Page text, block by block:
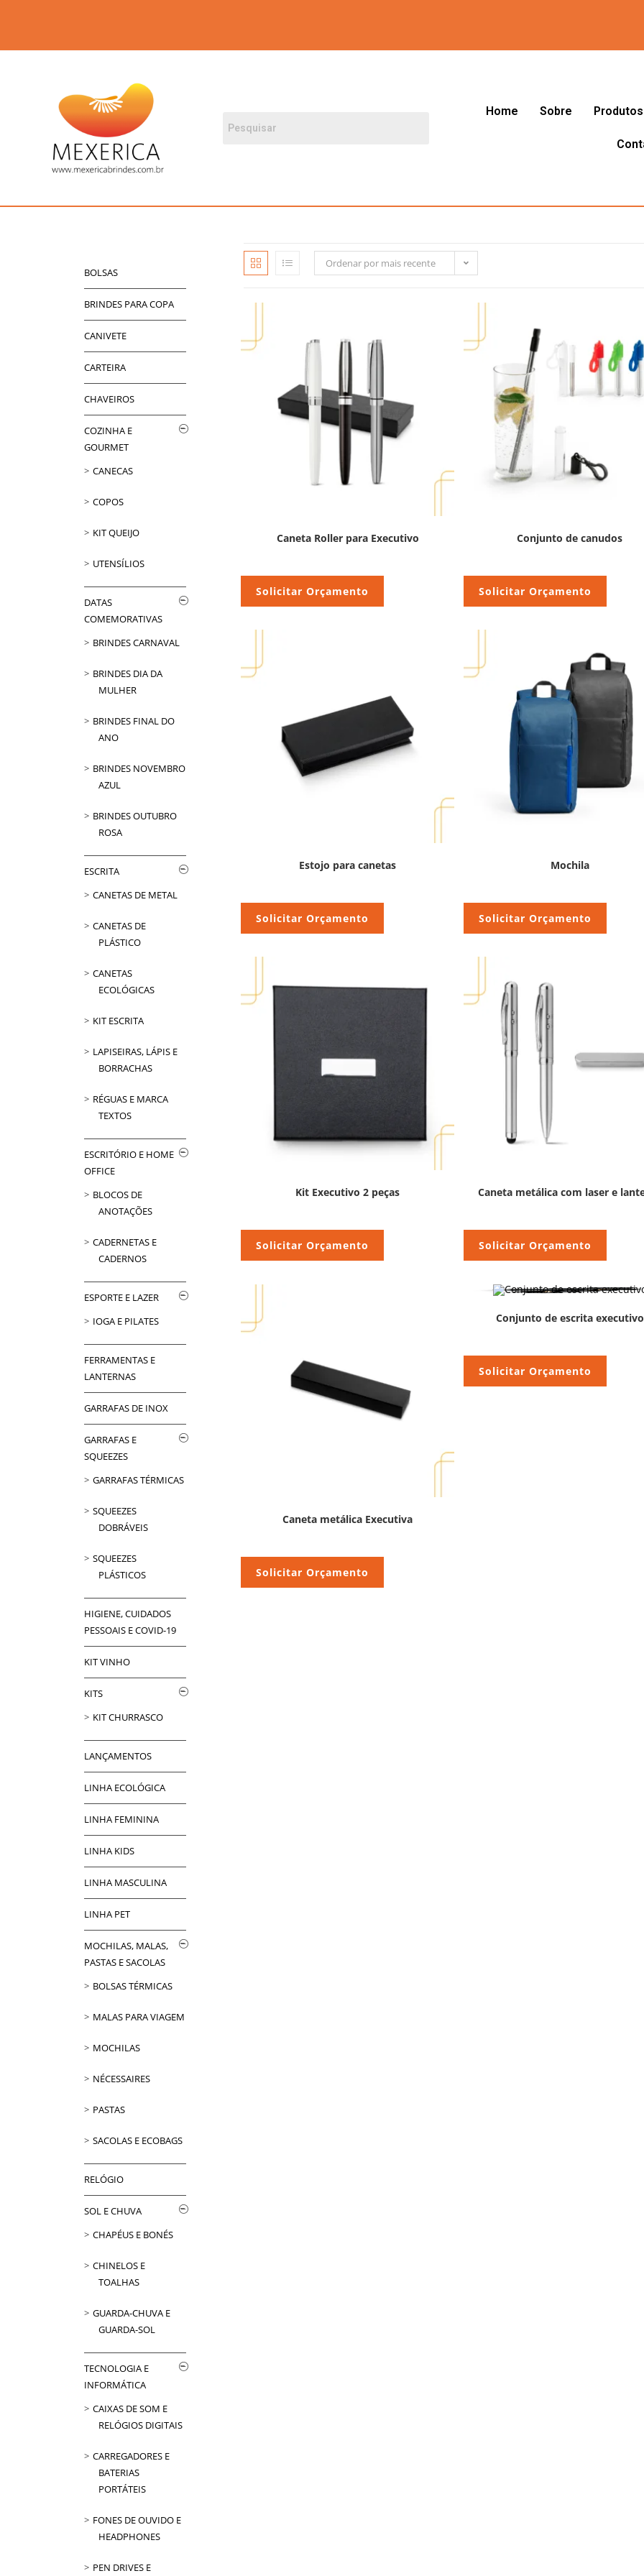
Home Sobre Produtos
Ordenar por mais recente
Caneta Roller para Executivo
Solicitar Orçamento
Conjunto de canudos
Solicitar Orçamento
Estojo para canetas
Solicitar Orçamento
Mochila
Solicitar Orçamento
Kit Executivo 2 peças
Solicitar Orçamento
Caneta metálica com laser e
Solicitar Orçamento
Caneta metálica Executiva
Solicitar Orçamento
Conjunto de escrita executivo
Solicitar Orçamento
BOLSAS
BRINDES PARA COPA
CANIVETE
CARTEIRA
CHAVEIROS
COZINHA E
GOURMET
CANECAS
COPOS
KIT QUEIJO
UTENSÍLIOS
DATAS
COMEMORATIVAS
BRINDES CARNAVAL
BRINDES DIA DA
MULHER
BRINDES FINAL DO
ANO
BRINDES NOVEMBRO
AZUL
BRINDES OUTUBRO
ROSA
ESCRITA
CANETAS DE METAL
CANETAS DE
PLÁSTICO
CANETAS
ECOLÓGICAS
KIT ESCRITA
LAPISEIRAS, LÁPIS E
BORRACHAS
RÉGUAS E MARCA
TEXTOS
ESCRITÓRIO E HOME
OFFICE
BLOCOS DE
ANOTAÇÕES
CADERNETAS E
CADERNOS
ESPORTE E LAZER
IOGA E PILATES
FERRAMENTAS E
LANTERNAS
GARRAFAS DE INOX
GARRAFAS E
SQUEEZES
GARRAFAS TÉRMICAS
SQUEEZES
DOBRÁVEIS
SQUEEZES
PLÁSTICOS
HIGIENE, CUIDADOS
PESSOAIS E COVID-19
KIT VINHO
KITS
KIT CHURRASCO
LANÇAMENTOS
LINHA ECOLÓGICA
LINHA FEMININA
LINHA KIDS
LINHA MASCULINA
LINHA PET
MOCHILAS, MALAS,
PASTAS E SACOLAS
BOLSAS TÉRMICAS
MALAS PARA VIAGEM
MOCHILAS
NÉCESSAIRES
PASTAS
SACOLAS E ECOBAGS
RELÓGIO
SOL E CHUVA
CHAPÉUS E BONÉS
CHINELOS E
TOALHAS
GUARDA-CHUVA E
GUARDA-SOL
TECNOLOGIA E
INFORMÁTICA
CAIXAS DE SOM E
RELÓGIOS DIGITAIS
CARREGADORES E
BATERIAS
PORTÁTEIS
FONES DE OUVIDO E
HEADPHONES
PEN DRIVES E